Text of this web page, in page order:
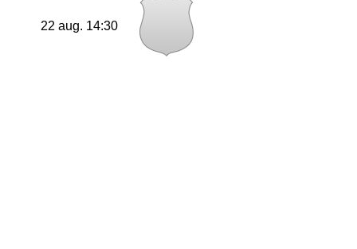
22 aug. 14:30